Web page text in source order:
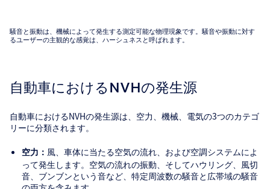
騒音と振動は、機械によって発生する測定可能な物理現象です。騒音や振動に対す
るユーザーの主観的な感覚は、ハーシュネスと呼ばれます。
自動車におけるNVHの発生源
自動車におけるNVHの発生源は、空力、機械、電気の3つのカテゴ
リーに分類されます。
空力： 風、車体に当たる空気の流れ、および空調システムによ
って発生します。空気の流れの振動、そしてハウリング、風切
音、ブンブンという音など、特定周波数の騒音と広帯域の騒音